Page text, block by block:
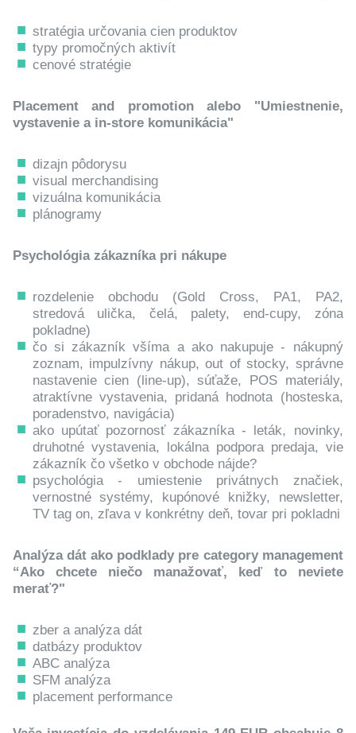
stratégia určovania cien produktov
typy promočných aktivít
cenové stratégie
Placement and promotion alebo "Umiestnenie,
vystavenie a in-store komunikácia"
dizajn pôdorysu
visual merchandising
vizuálna komunikácia
plánogramy
Psychológia zákazníka pri nákupe
rozdelenie obchodu (Gold Cross, PA1, PA2,
stredová ulička, čelá, palety, end-cupy, zóna
pokladne)
čo si zákazník všíma a ako nakupuje - nákupný
zoznam, impulzívny nákup, out of stocky, správne
nastavenie cien (line-up), súťaže, POS materiály,
atraktívne vystavenia, pridaná hodnota (hosteska,
poradenstvo, navigácia)
ako upútať pozornosť zákazníka - leták, novinky,
druhotné vystavenia, lokálna podpora predaja, vie
zákazník čo všetko v obchode nájde?
psychológia - umiestenie privátnych značiek,
vernostné systémy, kupónové knižky, newsletter,
TV tag on, zľava v konkrétny deň, tovar pri pokladni
Analýza dát ako podklady pre category management
“Ako chcete niečo manažovať, keď to neviete
merať?"
zber a analýza dát
datbázy produktov
ABC analýza
SFM analýza
placement performance